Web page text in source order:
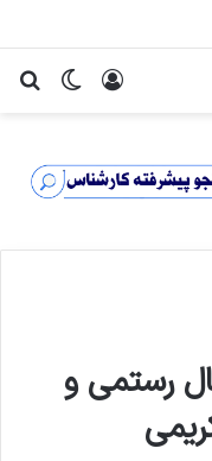
تغییر ورود
رستمی و